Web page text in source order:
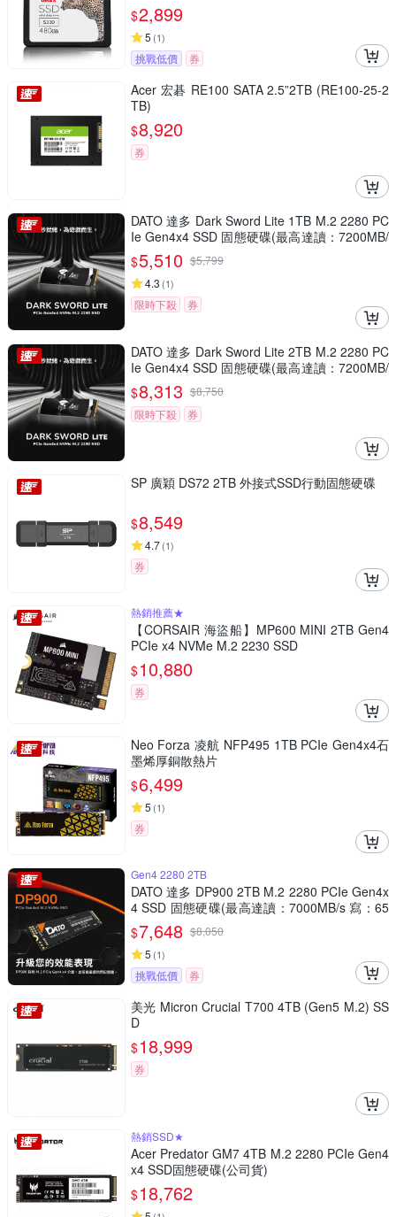
$2,899
5 (1)
挑戰低價 券
Acer 宏碁 RE100 SATA 2.5”2TB (RE100-25-2
TB)
$8,920
券
DATO 達多 Dark Sword Lite 1TB M.2 2280 PC
Ie Gen4x4 SSD 固態硬碟(最高達讀：7200MB/
s 寫：6850MB/s)
$5,510 $5,799
4.3 (1)
限時下殺 券
DATO 達多 Dark Sword Lite 2TB M.2 2280 PC
Ie Gen4x4 SSD 固態硬碟(最高達讀：7200MB/
s 寫：6850MB/s)
$8,313 $8,750
限時下殺
券
SP 廣穎 DS72 2TB 外接式SSD行動固態硬碟
$8,549
4.7(1)
券
熱銷推薦★
【CORSAIR 海盜船】MP600 MINI 2TB Gen4
PCIe x4 NVMe M.2 2230 SSD
$10,880
券
Neo Forza 凌航 NFP495 1TB PCIe Gen4x4石
墨烯厚銅散熱片
$6,499
5 (1)
券
Gen4 2280 2TB
DATO 達多 DP900 2TB M.2 2280 PCIe Gen4x
4 SSD 固態硬碟(最高達讀：7000MB/s 寫：65
00MB/s)
$7,648 $8,050
5 (1)
挑戰低價 券
美光 Micron Crucial T700 4TB (Gen5 M.2) SS
D
$18,999
券
熱銷SSD★
Acer Predator GM7 4TB M.2 2280 PCIe Gen4
x4 SSD固態硬碟(公司貨)
$18,762